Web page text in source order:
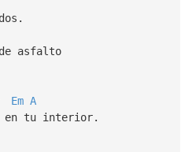
asfalto
Em A
en tu interior.